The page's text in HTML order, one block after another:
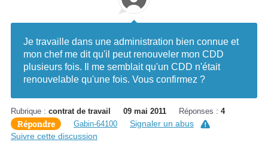
Je travaille dans une administration bien connue et
mon chef me dit qu'il peut renouveler mon CDD
plusieurs fois. Il me semblait qu'un CDD n'était
renouvelable qu'une fois. Vous confirmez ?
Rubrique : contrat de travail 09 mai 2011 Réponses : 4
Répondre Gabin-64100
Signaler un abus
Suivre cette discussion